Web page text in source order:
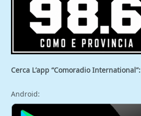
Cerca L’app “Comoradio International”:
Android: